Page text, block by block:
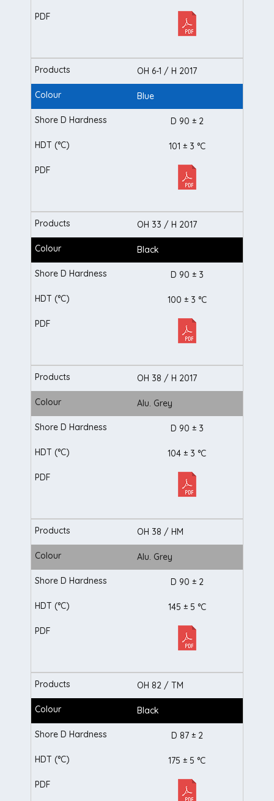
OH 6-1 / H 2017
Blue
D 90 ± 2
101 ± 3 °C
OH 33 / H 2017
Black
D 90 ± 3
100 ± 3 °C
OH 38 / H 2017
Alu. Grey
D 90 ± 3
104 ± 3 °C
OH 38 / HM
Alu. Grey
D 90 ± 2
145 ± 5 °C
OH 82 / TM
Black
D 87 ± 2
175 ± 5 °C